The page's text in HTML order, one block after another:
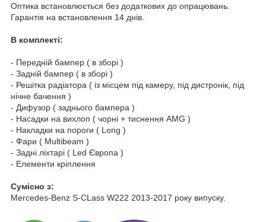
Оптика встановлюється без додаткових до опрацювань.
Гарантія на встановлення 14 днів.
В комплекті:
- Передній бампер ( в зборі )
- Задній бампер ( в зборі )
- Решітка радіатора ( із місцем під камеру, під дистронік, під
нічне бачення )
- Дифузор ( заднього бампера )
- Насадки на вихлоп ( чорні + тиснення AMG )
- Накладки на пороги ( Long )
- Фари ( Multibeam )
- Задні ліхтарі ( Led Європа )
- Елементи кріплення
Cумісно з:
Mercedes-Benz S-CLass W222 2013-2017 року випуску.